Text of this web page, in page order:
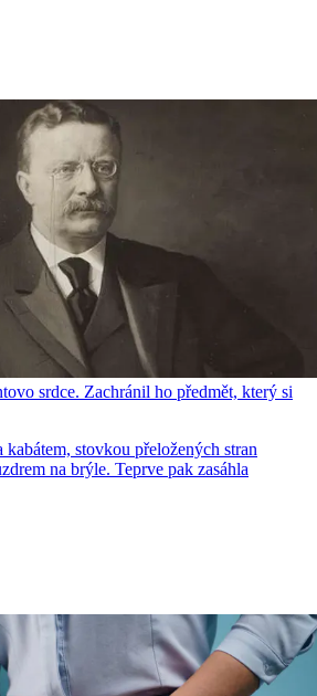
srdce. Zachránil ho předmět, který si
stovkou přeložených stran
na brýle. Teprve pak zasáhla